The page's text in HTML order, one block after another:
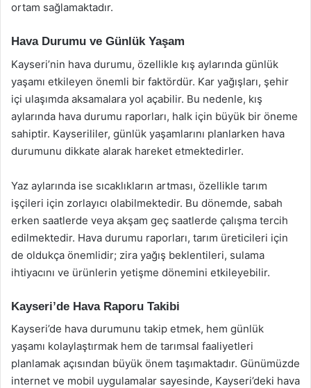
ortam sağlamaktadır.
Hava Durumu ve Günlük Yaşam
Kayseri’nin hava durumu, özellikle kış aylarında günlük
yaşamı etkileyen önemli bir faktördür. Kar yağışları, şehir
içi ulaşımda aksamalara yol açabilir. Bu nedenle, kış
aylarında hava durumu raporları, halk için büyük bir öneme
sahiptir. Kayserililer, günlük yaşamlarını planlarken hava
durumunu dikkate alarak hareket etmektedirler.
Yaz aylarında ise sıcaklıkların artması, özellikle tarım
işçileri için zorlayıcı olabilmektedir. Bu dönemde, sabah
erken saatlerde veya akşam geç saatlerde çalışma tercih
edilmektedir. Hava durumu raporları, tarım üreticileri için
de oldukça önemlidir; zira yağış beklentileri, sulama
ihtiyacını ve ürünlerin yetişme dönemini etkileyebilir.
Kayseri’de Hava Raporu Takibi
Kayseri’de hava durumunu takip etmek, hem günlük
yaşamı kolaylaştırmak hem de tarımsal faaliyetleri
planlamak açısından büyük önem taşımaktadır. Günümüzde
internet ve mobil uygulamalar sayesinde, Kayseri’deki hava